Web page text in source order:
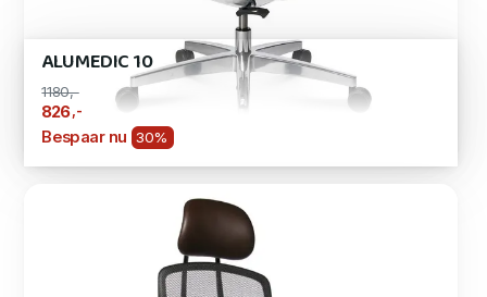
ALUMEDIC 10
1180,-
826 ,-
Bespaar nu 30%